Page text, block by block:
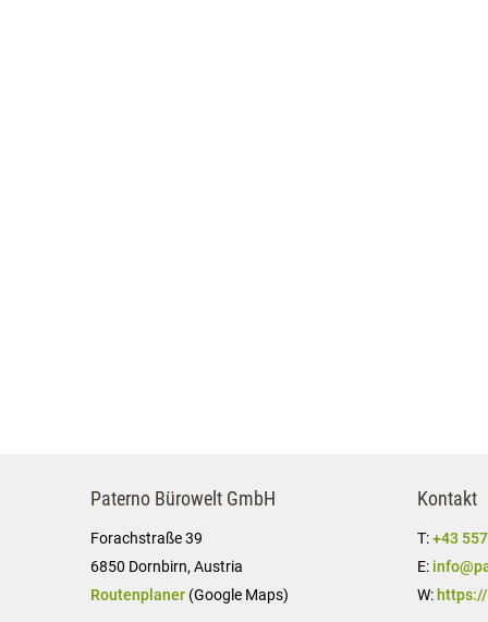
Paterno Bürowelt GmbH
Forachstraße 39
6850 Dornbirn, Austria
Routenplaner (Google Maps)
Kontakt
T:+43
E:
W: